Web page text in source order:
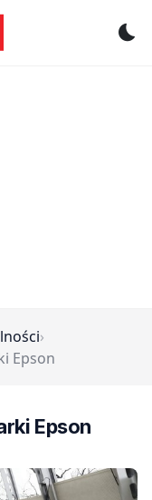
›
Epson
Epson